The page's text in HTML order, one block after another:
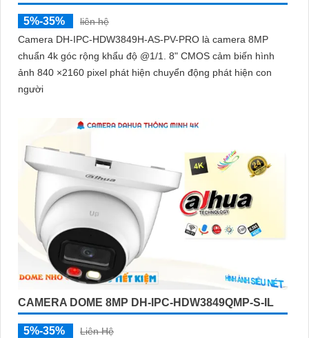
5%-35%
liên hệ
Camera DH-IPC-HDW3849H-AS-PV-PRO là camera 8MP
chuẩn 4k góc rộng khẩu độ @1/1. 8" CMOS cảm biến hình
ảnh 840 ×2160 pixel phát hiện chuyển động phát hiện con
người
CAMERA DOME 8MP DH-IPC-HDW3849QMP-S-IL
5%-35%
Liên Hệ